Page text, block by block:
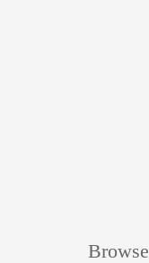
Browse